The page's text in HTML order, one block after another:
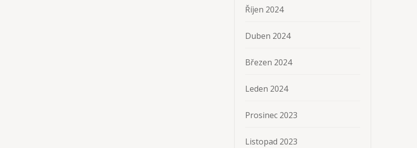
Říjen 2024
Duben 2024
Březen 2024
Leden 2024
Prosinec 2023
Listopad 2023